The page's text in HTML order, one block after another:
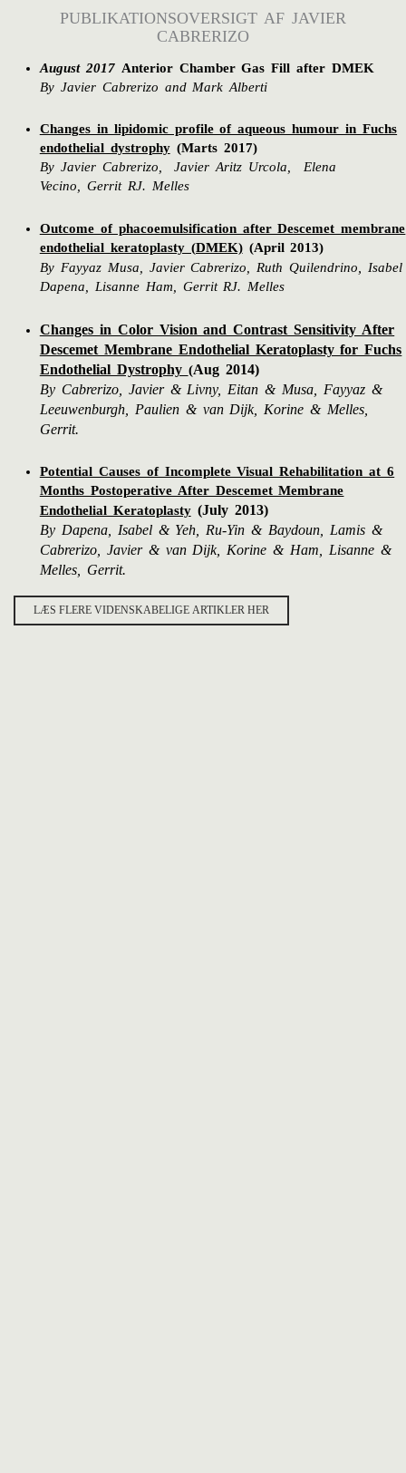
PUBLIKATIONSOVERSIGT AF JAVIER
CABRERIZO
August 2017 Anterior Chamber Gas Fill after DMEK
By Javier Cabrerizo and Mark Alberti
Changes in lipidomic profile of aqueous humour in Fuchs
endothelial dystrophy (Marts 2017)
By Javier Cabrerizo,
Javier Aritz Urcola,Elena
Vecino, Gerrit RJ. Melles
Outcome of phacoemulsification after Descemet membrane
endothelial keratoplasty (DMEK)(April 2013)
By Fayyaz Musa, Javier Cabrerizo, Ruth Quilendrino
Isabel
Dapena, Lisanne Ham, Gerrit RJ. Melles
Changes in Color Vision and Contrast Sensitivity After
Descemet Membrane Endothelial Keratoplasty for Fuchs
Endothelial Dystrophy (Aug 2014)
By Cabrerizo, Javier & Livny, Eitan & Musa, Fayyaz &
Leeuwenburgh, Paulien & van Dijk, Korine & Melles,
Gerrit.
Potential Causes of Incomplete Visual Rehabilitation at 6
Months Postoperative After Descemet Membrane
Endothelial Keratoplasty (July 2013)
By Dapena, Isabel & Yeh, Ru-Yin & Baydoun, Lamis &
Cabrerizo, Javier & van Dijk, Korine & Ham, Lisanne &
Melles, Gerrit.
LÆS FLERE VIDENSKABELIGE ARTIKLER HER